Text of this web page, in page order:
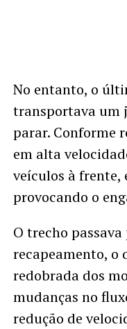
No entanto, o
transportava um
parar. Conforme
em alta
veículos à frente,
provocando o
O trecho
recapeamento, o
redobrada dos
mudanças no
redução de